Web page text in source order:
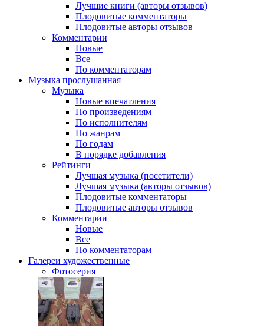
Лучшие книги (авторы отзывов)
Плодовитые комментаторы
Плодовитые авторы отзывов
Комментарии
Новые
Все
По комментаторам
Музыка прослушанная
Музыка
Новые впечатления
По произведениям
По исполнителям
По жанрам
По годам
В порядке добавления
Рейтинги
Лучшая музыка (посетители)
Лучшая музыка (авторы отзывов)
Плодовитые комментаторы
Плодовитые авторы отзывов
Комментарии
Новые
Все
По комментаторам
Галереи художественные
Фотосерия